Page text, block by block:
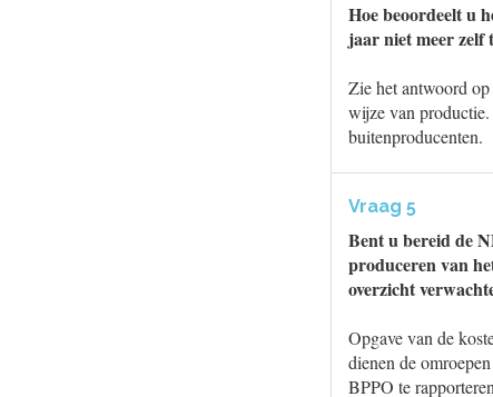
Hoe beoordeelt u
jaar niet meer zelf
Zie het antwoord
wijze van
buitenproducenten.
Vraag 5
Bent u bereid de
produceren van
overzicht
Opgave van de
dienen de
BPPO te